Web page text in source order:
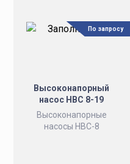
Высоконапорный
насос НВС 8-19
Высоконапорные
насосы НВС-8
По запросу